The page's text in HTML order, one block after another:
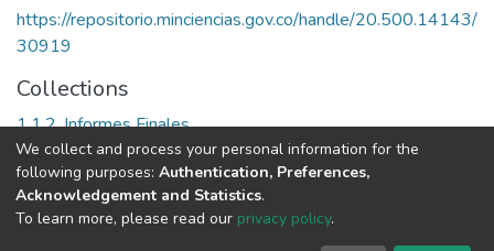
https://repositorio.minciencias.gov.co/handle/20.500.14143/
30919
Collections
1.1.2. Informes Finales
Full item page
DSpace software copyright © 2002-2026
We collect and process your personal information for the
following purposes: Authentication, Preferences,
Acknowledgement and Statistics.
To learn more, please read our privacy policy.